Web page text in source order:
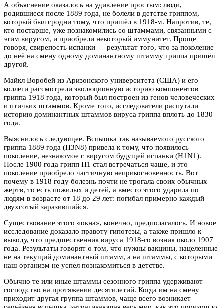
А объяснение оказалось на удивление простым: люди,
родившиеся после 1889 года, не болели в детстве гриппом,
который был сродни тому, что пришёл в 1918-м. Напротив, те,
кто постарше, уже познакомились со штаммами, связанными с
этим вирусом, и приобрели некоторый иммунитет. Проще
говоря, свирепость испанки — результат того, что за поколение
до неё на смену одному доминантному штамму гриппа пришёл
другой.
Майкл Воробей из Аризонского университета (США) и его
коллеги рассмотрели эволюционную историю компонентов
гриппа 1918 года, который был построен из генов человеческих
и птичьих штаммов. Кроме того, исследователи распутали
историю доминантных штаммов вируса гриппа вплоть до 1830
года.
Выяснилось следующее. Вспышка так называемого русского
гриппа 1889 года (H3N8) привела к тому, что появилось
поколение, незнакомое с вирусом будущей испанки (H1N1).
После 1900 года грипп H1 стал встречаться чаще, и это
поколение приобрело частичную неприкосновенность. Вот
почему в 1918 году болезнь почти не трогала своих обычных
жертв, то есть пожилых и детей, а вместо этого ударила по
людям в возрасте от 18 до 29 лет: погибал примерно каждый
двухсотый заразившийся.
Существование этого «окна», конечно, предполагалось. И новое
исследование доказало правоту гипотезы, а также пришло к
выводу, что предшественник вируса 1918-го возник около 1907
года. Результаты говорят о том, что нужны вакцины, нацеленные
не на текущий доминантный штамм, а на штаммы, с которыми
наш организм не успел познакомиться в детстве.
Обычно те или иные штаммы сезонного гриппа удерживают
господство на протяжении десятилетий. Когда им на смену
приходит другая группа штаммов, чаще всего возникает